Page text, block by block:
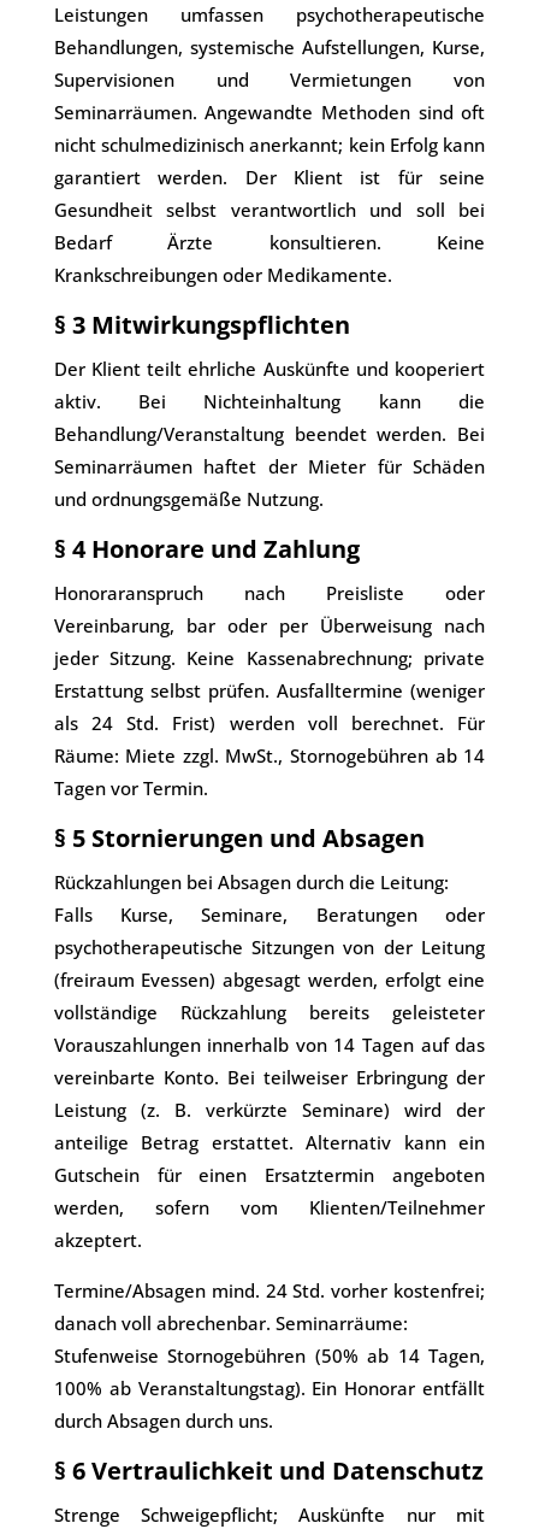
Leistungen umfassen psychotherapeutische
Behandlungen, systemische Aufstellungen, Kurse,
Supervisionen und Vermietungen von
Seminarräumen. Angewandte Methoden sind oft
nicht schulmedizinisch anerkannt; kein Erfolg kann
garantiert werden. Der Klient ist für seine
Gesundheit selbst verantwortlich und soll bei
Bedarf Ärzte konsultieren. Keine
Krankschreibungen oder Medikamente.
§ 3 Mitwirkungspflichten
Der Klient teilt ehrliche Auskünfte und kooperiert
aktiv. Bei Nichteinhaltung kann die
Behandlung/Veranstaltung beendet werden. Bei
Seminarräumen haftet der Mieter für Schäden
und ordnungsgemäße Nutzung.
§ 4 Honorare und Zahlung
Honoraranspruch nach Preisliste oder
Vereinbarung, bar oder per Überweisung nach
jeder Sitzung. Keine Kassenabrechnung; private
Erstattung selbst prüfen. Ausfalltermine (weniger
als 24 Std. Frist) werden voll berechnet. Für
Räume: Miete zzgl. MwSt., Stornogebühren ab 14
Tagen vor Termin.
§ 5 Stornierungen und Absagen
Rückzahlungen bei Absagen durch die Leitung:
Falls Kurse, Seminare, Beratungen oder
psychotherapeutische Sitzungen von der Leitung
(freiraum Evessen) abgesagt werden, erfolgt eine
vollständige Rückzahlung bereits geleisteter
Vorauszahlungen innerhalb von 14 Tagen auf das
vereinbarte Konto. Bei teilweiser Erbringung der
Leistung (z. B. verkürzte Seminare) wird der
anteilige Betrag erstattet. Alternativ kann ein
Gutschein für einen Ersatztermin angeboten
werden, sofern vom Klienten/Teilnehmer
akzeptert.
Termine/Absagen mind. 24 Std. vorher kostenfrei;
danach voll abrechenbar. Seminarräume:
Stufenweise Stornogebühren (50% ab 14 Tagen,
100% ab Veranstaltungstag). Ein Honorar entfällt
durch Absagen durch uns.
§ 6 Vertraulichkeit und Datenschutz
Strenge Schweigepflicht; Auskünfte nur mit